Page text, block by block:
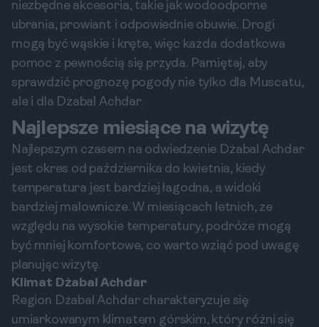
niezbędne akcesoria, takie jak wodoodporne
ubrania, prowiant i odpowiednie obuwie. Drogi
mogą być wąskie i kręte, więc każda dodatkowa
pomoc z pewnością się przyda. Pamiętaj, aby
sprawdzić prognozę pogody nie tylko dla Muscatu,
ale i dla Dżabal Achdar.
Najlepsze miesiące na wizytę
Najlepszym czasem na odwiedzenie Dżabal Achdar
jest okres od października do kwietnia, kiedy
temperatura jest bardziej łagodna, a widoki
bardziej malownicze. W miesiącach letnich, ze
względu na wysokie temperatury, podróże mogą
być mniej komfortowe, co warto wziąć pod uwagę
planując wizytę.
Klimat Dżabal Achdar
Region Dżabal Achdar charakteryzuje się
umiarkowanym klimatem górskim, który różni się